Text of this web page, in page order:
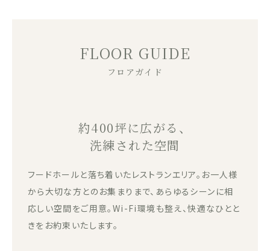
FLOOR GUIDE
フロアガイド
約400坪に広がる、
洗練された空間
フードホールと落ち着いたレストランエリア。お一人様
から大切な方とのお集まりまで、あらゆるシーンに相
応しい空間をご用意。Wi-Fi環境も整え、快適なひとと
きをお約束いたします。